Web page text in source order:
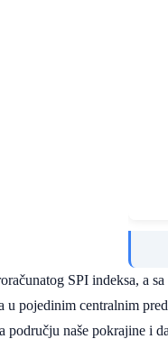
SPI indeksa, a
u pojedinim centralnim
području naše pokrajine i